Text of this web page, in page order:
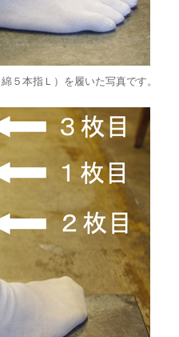
５本指Ｌ）を履いた写真です。